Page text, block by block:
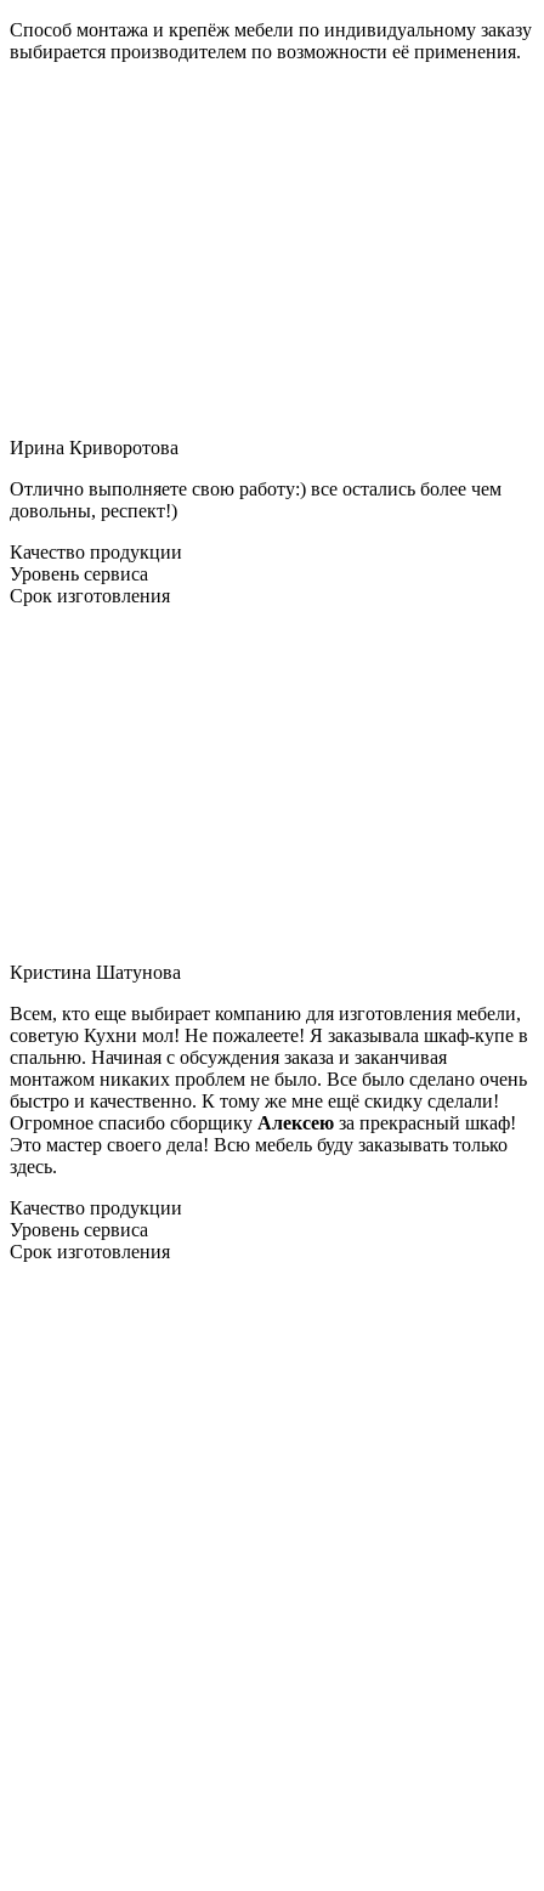
Способ монтажа и крепёж мебели по индивидуальному заказу
выбирается производителем по возможности её применения.
Ирина Криворотова
Отлично выполняете свою работу:) все остались более чем
довольны, респект!)
Качество продукции
Уровень сервиса
Срок изготовления
Кристина Шатунова
Всем, кто еще выбирает компанию для изготовления мебели,
советую Кухни мол! Не пожалеете! Я заказывала шкаф-купе в
спальню. Начиная с обсуждения заказа и заканчивая
монтажом никаких проблем не было. Все было сделано очень
быстро и качественно. К тому же мне ещё скидку сделали!
Огромное спасибо сборщику Алексею за прекрасный шкаф!
Это мастер своего дела! Всю мебель буду заказывать только
здесь.
Качество продукции
Уровень сервиса
Срок изготовления